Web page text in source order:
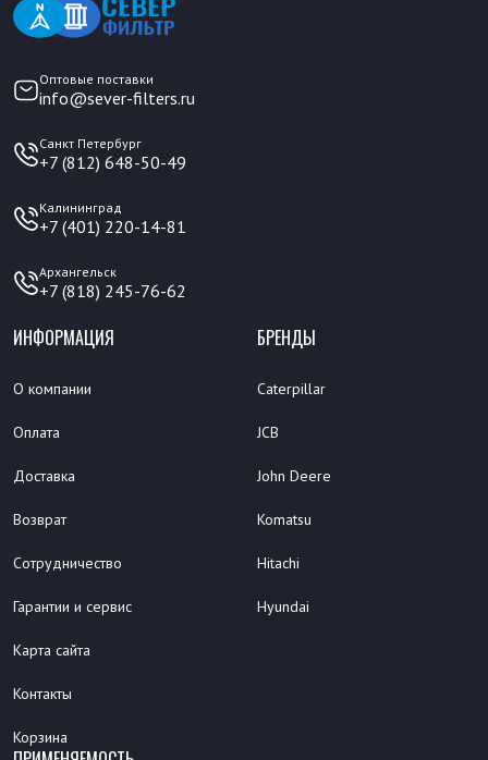
Оптовые поставки
info@sever-filters.ru
Санкт Петербург
+7 (812) 648-50-49
Калининград
+7 (401) 220-14-81
Архангельск
+7 (818) 245-76-62
ИНФОРМАЦИЯ
О компании
Оплата
Доставка
Возврат
Сотрудничество
Гарантии и сервис
Карта сайта
Контакты
Корзина
БРЕНДЫ
Caterpillar
JCB
John Deere
Komatsu
Hitachi
Hyundai